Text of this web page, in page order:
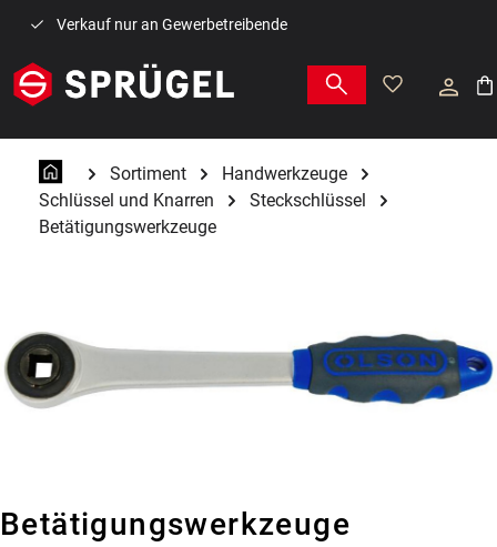
Zum Hauptinhalt springen
Verkauf nur an Gewerbetreibende
Sortiment
Handwerkzeuge
Schlüssel und Knarren
Steckschlüssel
Betätigungswerkzeuge
Betätigungswerkzeuge